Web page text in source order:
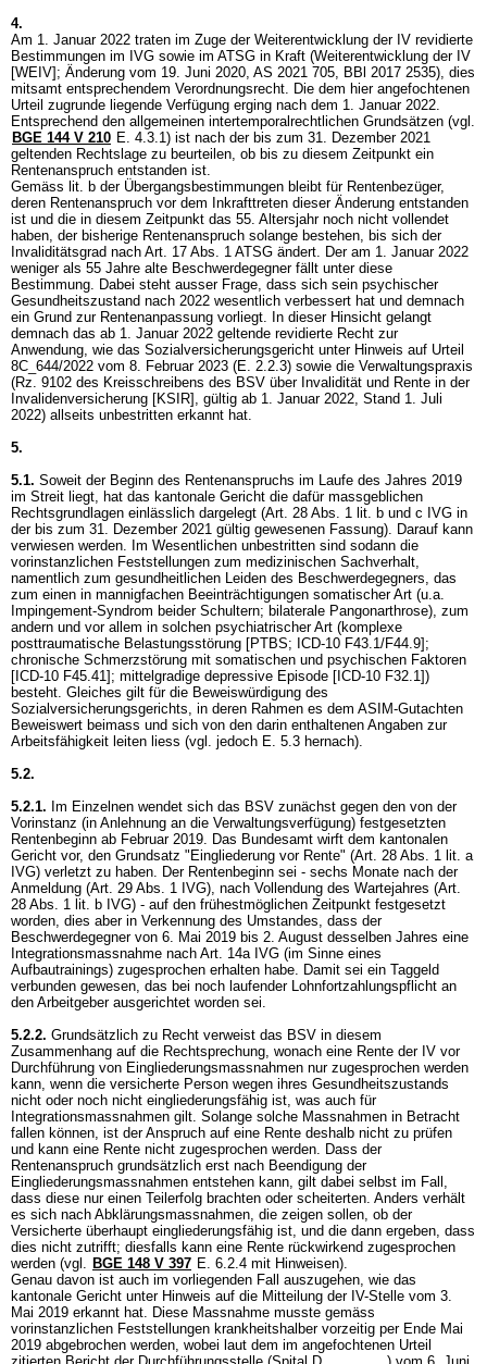
4.
Am 1. Januar 2022 traten im Zuge der Weiterentwicklung der IV revidierte
Bestimmungen im IVG sowie im ATSG in Kraft (Weiterentwicklung der IV
[WEIV]; Änderung vom 19. Juni 2020, AS 2021 705, BBl 2017 2535), dies
mitsamt entsprechendem Verordnungsrecht. Die dem hier angefochtenen
Urteil zugrunde liegende Verfügung erging nach dem 1. Januar 2022.
Entsprechend den allgemeinen intertemporalrechtlichen Grundsätzen (vgl.
BGE 144 V 210 E. 4.3.1) ist nach der bis zum 31. Dezember 2021
geltenden Rechtslage zu beurteilen, ob bis zu diesem Zeitpunkt ein
Rentenanspruch entstanden ist.
Gemäss lit. b der Übergangsbestimmungen bleibt für Rentenbezüger,
deren Rentenanspruch vor dem Inkrafttreten dieser Änderung entstanden
ist und die in diesem Zeitpunkt das 55. Altersjahr noch nicht vollendet
haben, der bisherige Rentenanspruch solange bestehen, bis sich der
Invaliditätsgrad nach Art. 17 Abs. 1 ATSG ändert. Der am 1. Januar 2022
weniger als 55 Jahre alte Beschwerdegegner fällt unter diese
Bestimmung. Dabei steht ausser Frage, dass sich sein psychischer
Gesundheitszustand nach 2022 wesentlich verbessert hat und demnach
ein Grund zur Rentenanpassung vorliegt. In dieser Hinsicht gelangt
demnach das ab 1. Januar 2022 geltende revidierte Recht zur
Anwendung, wie das Sozialversicherungsgericht unter Hinweis auf Urteil
8C_644/2022 vom 8. Februar 2023 (E. 2.2.3) sowie die Verwaltungspraxis
(Rz. 9102 des Kreisschreibens des BSV über Invalidität und Rente in der
Invalidenversicherung [KSIR], gültig ab 1. Januar 2022, Stand 1. Juli
2022) allseits unbestritten erkannt hat.
5.
5.1. Soweit der Beginn des Rentenanspruchs im Laufe des Jahres 2019
im Streit liegt, hat das kantonale Gericht die dafür massgeblichen
Rechtsgrundlagen einlässlich dargelegt (Art. 28 Abs. 1 lit. b und c IVG in
der bis zum 31. Dezember 2021 gültig gewesenen Fassung). Darauf kann
verwiesen werden. Im Wesentlichen unbestritten sind sodann die
vorinstanzlichen Feststellungen zum medizinischen Sachverhalt,
namentlich zum gesundheitlichen Leiden des Beschwerdegegners, das
zum einen in mannigfachen Beeinträchtigungen somatischer Art (u.a.
Impingement-Syndrom beider Schultern; bilaterale Pangonarthrose), zum
andern und vor allem in solchen psychiatrischer Art (komplexe
posttraumatische Belastungsstörung [PTBS; ICD-10 F43.1/F44.9];
chronische Schmerzstörung mit somatischen und psychischen Faktoren
[ICD-10 F45.41]; mittelgradige depressive Episode [ICD-10 F32.1])
besteht. Gleiches gilt für die Beweiswürdigung des
Sozialversicherungsgerichts, in deren Rahmen es dem ASIM-Gutachten
Beweiswert beimass und sich von den darin enthaltenen Angaben zur
Arbeitsfähigkeit leiten liess (vgl. jedoch E. 5.3 hernach).
5.2.
5.2.1. Im Einzelnen wendet sich das BSV zunächst gegen den von der
Vorinstanz (in Anlehnung an die Verwaltungsverfügung) festgesetzten
Rentenbeginn ab Februar 2019. Das Bundesamt wirft dem kantonalen
Gericht vor, den Grundsatz "Eingliederung vor Rente" (Art. 28 Abs. 1 lit. a
IVG) verletzt zu haben. Der Rentenbeginn sei - sechs Monate nach der
Anmeldung (Art. 29 Abs. 1 IVG), nach Vollendung des Wartejahres (Art.
28 Abs. 1 lit. b IVG) - auf den frühestmöglichen Zeitpunkt festgesetzt
worden, dies aber in Verkennung des Umstandes, dass der
Beschwerdegegner von 6. Mai 2019 bis 2. August desselben Jahres eine
Integrationsmassnahme nach Art. 14a IVG (im Sinne eines
Aufbautrainings) zugesprochen erhalten habe. Damit sei ein Taggeld
verbunden gewesen, das bei noch laufender Lohnfortzahlungspflicht an
den Arbeitgeber ausgerichtet worden sei.
5.2.2. Grundsätzlich zu Recht verweist das BSV in diesem
Zusammenhang auf die Rechtsprechung, wonach eine Rente der IV vor
Durchführung von Eingliederungsmassnahmen nur zugesprochen werden
kann, wenn die versicherte Person wegen ihres Gesundheitszustands
nicht oder noch nicht eingliederungsfähig ist, was auch für
Integrationsmassnahmen gilt. Solange solche Massnahmen in Betracht
fallen können, ist der Anspruch auf eine Rente deshalb nicht zu prüfen
und kann eine Rente nicht zugesprochen werden. Dass der
Rentenanspruch grundsätzlich erst nach Beendigung der
Eingliederungsmassnahmen entstehen kann, gilt dabei selbst im Fall,
dass diese nur einen Teilerfolg brachten oder scheiterten. Anders verhält
es sich nach Abklärungsmassnahmen, die zeigen sollen, ob der
Versicherte überhaupt eingliederungsfähig ist, und die dann ergeben, dass
dies nicht zutrifft; diesfalls kann eine Rente rückwirkend zugesprochen
werden (vgl. BGE 148 V 397 E. 6.2.4 mit Hinweisen).
Genau davon ist auch im vorliegenden Fall auszugehen, wie das
kantonale Gericht unter Hinweis auf die Mitteilung der IV-Stelle vom 3.
Mai 2019 erkannt hat. Diese Massnahme musste gemäss
vorinstanzlichen Feststellungen krankheitshalber vorzeitig per Ende Mai
2019 abgebrochen werden, wobei laut dem im angefochtenen Urteil